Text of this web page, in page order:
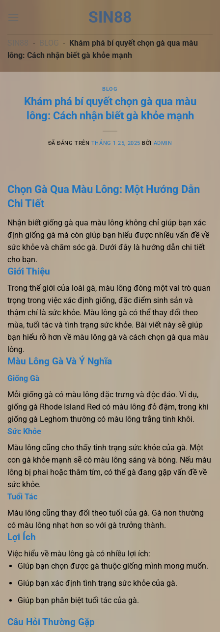
đến
SIN88
- BLOG - Khám phá bí quyết chọn gà qua màu
lông: Cách nhận biết gà khỏe mạnh
BLOG
Khám phá bí quyết chọn gà qua màu
lông: Cách nhận biết gà khỏe mạnh
ĐÃ ĐĂNG TRÊN THÁNG 1 25, 2025 BỞI ADMIN
Chọn Gà Qua Màu Lông: Một Hướng Dẫn
Chi Tiết
Nhận biết giống gà qua màu lông không chỉ giúp bạn xác
định giống gà mà còn giúp bạn hiểu được nhiều vấn đề về
sức khỏe và chăm sóc gà. Dưới đây là hướng dẫn chi tiết
cho bạn.
Giới Thiệu
Trong thế giới của loài gà, màu lông đóng một vai trò quan
trọng trong việc xác định giống, đặc điểm sinh sản và
thậm chí là sức khỏe. Màu lông gà có thể thay đổi theo
mùa, tuổi tác và tình trạng sức khỏe. Bài viết này sẽ giúp
bạn hiểu rõ hơn về màu lông gà và cách chọn gà qua màu
lông.
Màu Lông Gà Và Ý Nghĩa
Giống Gà
Mỗi giống gà có màu lông đặc trưng và độc đáo. Ví dụ,
giống gà Rhode Island Red có màu lông đỏ đậm, trong khi
giống gà Leghorn thường có màu lông trắng tinh khôi.
Sức Khỏe
Màu lông cũng cho thấy tình trạng sức khỏe của gà. Một
con gà khỏe mạnh sẽ có màu lông sáng và bóng. Nếu màu
lông bị phai hoặc thâm tím, có thể gà đang gặp vấn đề về
sức khỏe.
Tuổi Tác
Màu lông cũng thay đổi theo tuổi của gà. Gà non thường
có màu lông nhạt hơn so với gà trưởng thành.
Lợi Ích
Việc hiểu về màu lông gà có nhiều lợi ích:
Giúp bạn chọn được gà thuộc giống mình mong muốn.
Giúp bạn xác định tình trạng sức khỏe của gà.
Giúp bạn phân biệt tuổi tác của gà.
Câu Hỏi Thường Gặp